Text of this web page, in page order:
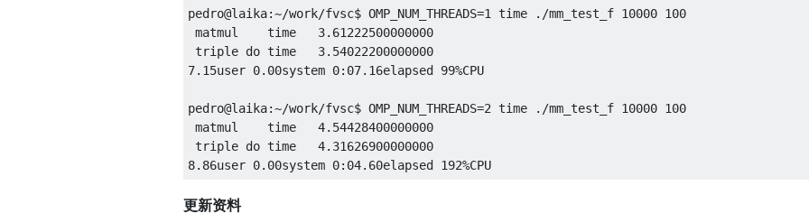
pedro@laika:~/work/fvsc$ OMP_NUM_THREADS=1 time ./mm_test_f 10000 100
matmul    time 3.61222500000000
triple do time 3.54022200000000
7.15user 0.00system 0: 07.16elapsed 99%CPU
pedro@laika:~/work/fvsc$ OMP_NUM_THREADS=2 time ./mm_test_f 10000 100
matmul    time 4.54428400000000
triple do time 4.31626900000000
8.86user 0.00system 0: 04.60elapsed 192%CPU
更新资料